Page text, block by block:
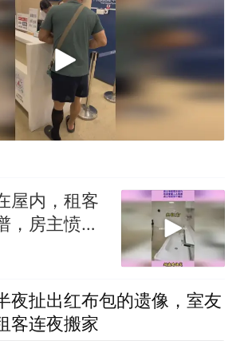
屋内，租客
，房主愤怒
夜扯出红布包的遗像，室友
客连夜搬家